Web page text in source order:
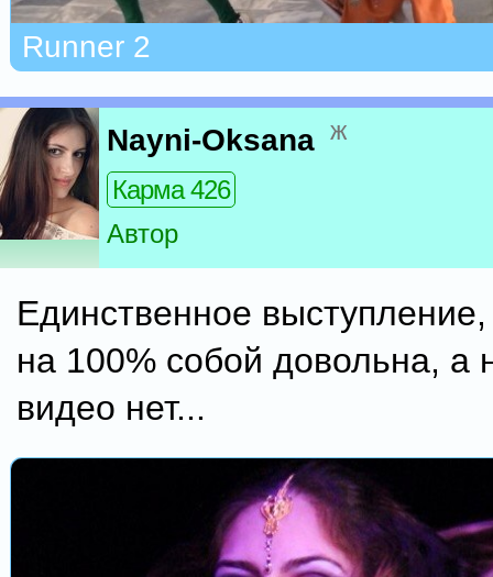
Runner 2
Nayni-Oksana ж
Карма 426
Автор
Единственное
на 100% собой довольна, а
видео нет...